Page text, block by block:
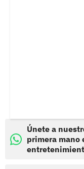
Únete a
primera mano